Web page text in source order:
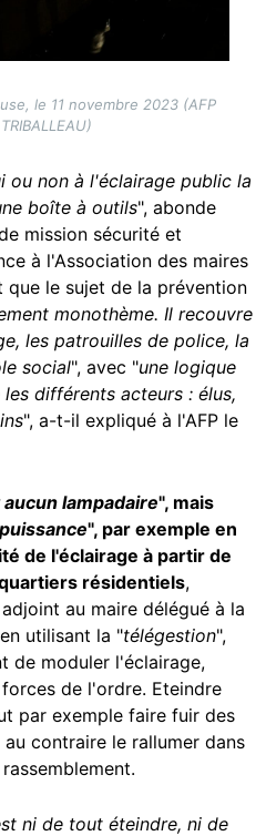
le 11 novembre 2023 (AFP
ou non à l'éclairage public la
boîte à outils", abonde
mission sécurité et
à l'Association des maires
que le sujet de la prévention
monothème. Il recouvre
les patrouilles de police, la
social", avec "une logique
différents acteurs : élus,
", a-t-il expliqué à l'AFP le
lampadaire", mais
", par exemple en
de l'éclairage à partir de
résidentiels,
au maire délégué à la
utilisant la "télégestion",
de moduler l'éclairage,
de l'ordre. Eteindre
par exemple faire fuir des
contraire le rallumer dans
ni de tout éteindre, ni de